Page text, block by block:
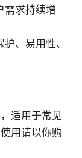
需求持续增
、易用性、
适用于常见
用请以你购